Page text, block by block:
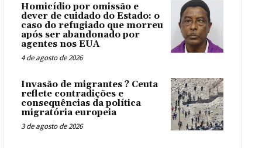
Homicídio por omissão e
dever de cuidado do Estado: o
caso do refugiado que morreu
após ser abandonado por
agentes nos EUA
4 de agosto de 2026
Invasão de migrantes ? Ceuta
reflete contradições e
consequências da política
migratória europeia
3 de agosto de 2026